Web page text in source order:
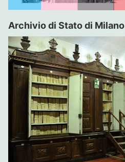
Archivio di Stato di Milano